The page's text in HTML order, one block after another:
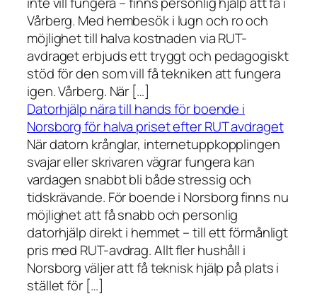
Vårberg. Med hembesök i lugn och ro och
möjlighet till halva kostnaden via RUT-
avdraget erbjuds ett tryggt och pedagogiskt
stöd för den som vill få tekniken att fungera
igen. Vårberg. När […]
Datorhjälp nära till hands för boende i
Norsborg för halva priset efter RUT avdraget
När datorn krånglar, internetuppkopplingen
svajar eller skrivaren vägrar fungera kan
vardagen snabbt bli både stressig och
tidskrävande. För boende i Norsborg finns nu
möjlighet att få snabb och personlig
datorhjälp direkt i hemmet – till ett förmånligt
pris med RUT-avdrag. Allt fler hushåll i
Norsborg väljer att få teknisk hjälp på plats i
stället för […]